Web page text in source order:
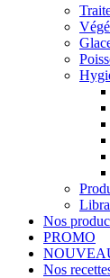
Nos
PROMO
Nos